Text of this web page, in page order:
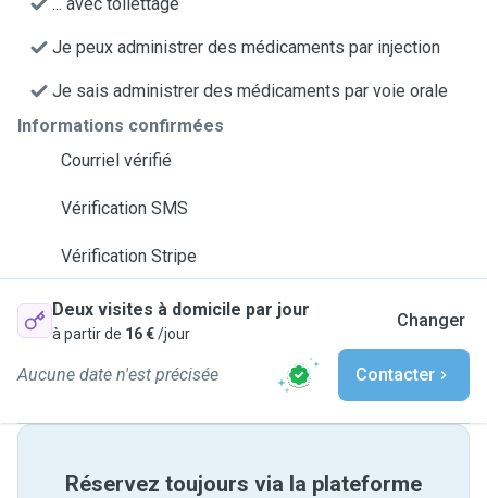
Je peux administrer des médicaments par injection
Je sais administrer des médicaments par voie orale
Informations confirmées
Courriel vérifié
Vérification SMS
Vérification Stripe
Deux visites à domicile par jour
à partir de 16 €/jour
Changer
Aucune date n'est précisée Contacter
Réservez toujours via la plateforme